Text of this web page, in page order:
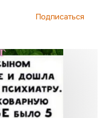
Подписаться